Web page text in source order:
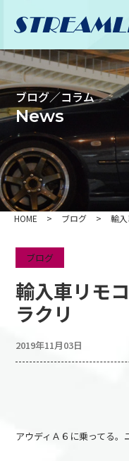
ブログ／コラム
News
HOME > ブログ > 輸
ブログ
輸入車リモ
ラクリ
2019年11月03日
アウディＡ６に乗ってる